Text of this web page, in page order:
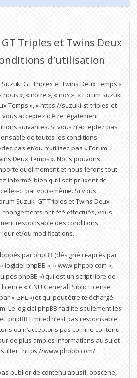
Triples et Twins Deux
d’utilisation
GT Triples et Twins Deux Temps »
», « notre », « nos », « Forum Suzuki
Temps », « https://suzuki-gt-triples-et-
acceptez d’être légalement
suivantes. Si vous n’acceptez pas
de toutes les conditions
pas et/ou n’utilisez pas « Forum
Deux Temps ». Nous pouvons
quel moment et nous ferons tout
informé, bien qu’il soit prudent de
ci par vous-même. Si vous
Suzuki GT Triples et Twins Deux
changements ont été effectués, vous
responsable des conditions
jour et/ou modifications.
par phpBB (désigné ci-après par
logiciel phpBB », « www.phpbb.com »,
phpBB ») qui est un script libre de
« GNU General Public License
« GPL ») et qui peut être téléchargé
. Le logiciel phpBB facilite seulement les
phpBB Limited n’est pas responsable
ou n’acceptons pas comme contenu
de plus amples informations au sujet
: https://www.phpbb.com/.
publier de contenu abusif, obscène,